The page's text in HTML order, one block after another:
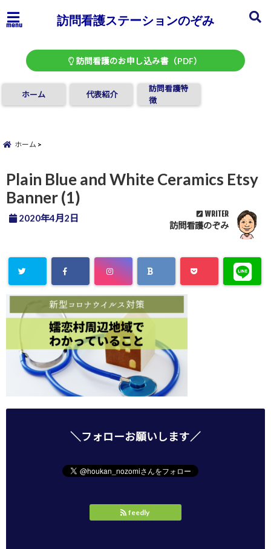
menu 訪問看護ステーションのぞみ
訪問看護のお申し込み書（PDF）
ホーム 代表紹介
訪問看護特
徴
ホーム
Plain Blue and White Ceramics Etsy
Banner (1)
2020年4月2日 WRITER
訪問看護のぞみ
＼フォローお願いします／
feedly